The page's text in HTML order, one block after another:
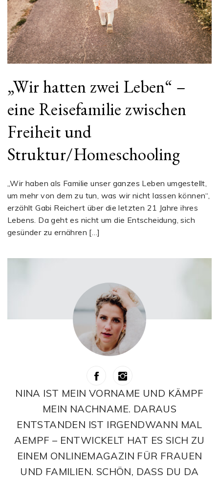
„Wir hatten zwei Leben“ –
eine Reisefamilie zwischen
Freiheit und
Struktur/Homeschooling
„Wir haben als Familie unser ganzes Leben umgestellt,
um mehr von dem zu tun, was wir nicht lassen können“,
erzählt Gabi Reichert über die letzten 21 Jahre ihres
Lebens. Da geht es nicht um die Entscheidung, sich
gesünder zu ernähren […]
NINA IST MEIN VORNAME UND KÄMPF
MEIN NACHNAME. DARAUS
ENTSTANDEN IST IRGENDWANN MAL
AEMPF – ENTWICKELT HAT ES SICH ZU
EINEM ONLINEMAGAZIN FÜR FRAUEN
UND FAMILIEN. SCHÖN, DASS DU DA